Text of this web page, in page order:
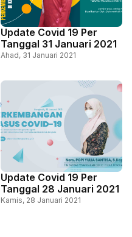
Update Covid 19 Per
Tanggal 31 Januari 2021
Ahad, 31 Januari 2021
Update Covid 19 Per
Tanggal 28 Januari 2021
Kamis, 28 Januari 2021